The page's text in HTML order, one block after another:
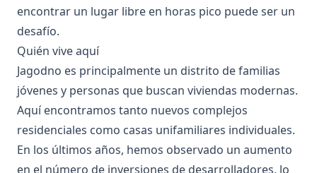
encontrar un lugar libre en horas pico puede ser un
desafío.
Quién vive aquí
Jagodno es principalmente un distrito de familias
jóvenes y personas que buscan viviendas modernas.
Aquí encontramos tanto nuevos complejos
residenciales como casas unifamiliares individuales.
En los últimos años, hemos observado un aumento
en el número de inversiones de desarrolladores, lo